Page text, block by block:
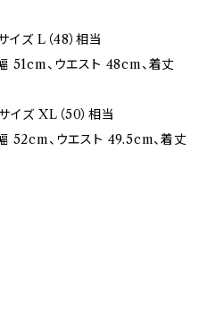
ズ L（48）相当
51cm、ウエスト 48cm、着丈
ズ XL（50）相当
52cm、ウエスト 49.5cm、着丈